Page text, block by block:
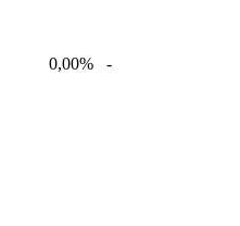
0,00% -